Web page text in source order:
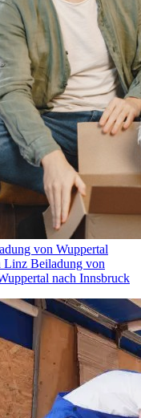
von Wuppertal⁠
Linz Beiladung von
nach Innsbruck